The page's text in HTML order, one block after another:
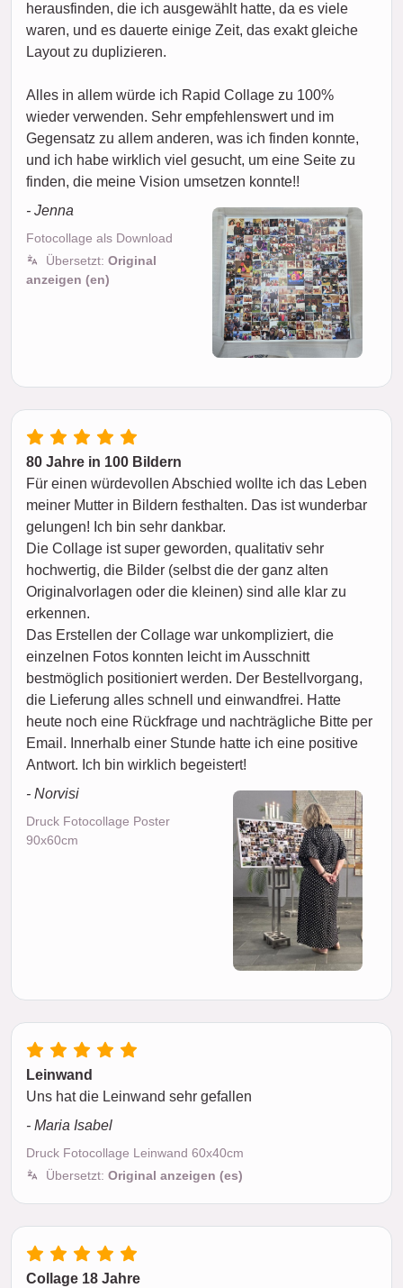
herausfinden, die ich ausgewählt hatte, da es viele
waren, und es dauerte einige Zeit, das exakt gleiche
Layout zu duplizieren.
Alles in allem würde ich Rapid Collage zu 100%
wieder verwenden. Sehr empfehlenswert und im
Gegensatz zu allem anderen, was ich finden konnte,
und ich habe wirklich viel gesucht, um eine Seite zu
finden, die meine Vision umsetzen konnte!!
- Jenna
Fotocollage als Download
Übersetzt: Original
anzeigen (en)
80 Jahre in 100 Bildern
Für einen würdevollen Abschied wollte ich das Leben
meiner Mutter in Bildern festhalten. Das ist wunderbar
gelungen! Ich bin sehr dankbar.
Die Collage ist super geworden, qualitativ sehr
hochwertig, die Bilder (selbst die der ganz alten
Originalvorlagen oder die kleinen) sind alle klar zu
erkennen.
Das Erstellen der Collage war unkompliziert, die
einzelnen Fotos konnten leicht im Ausschnitt
bestmöglich positioniert werden. Der Bestellvorgang,
die Lieferung alles schnell und einwandfrei. Hatte
heute noch eine Rückfrage und nachträgliche Bitte per
Email. Innerhalb einer Stunde hatte ich eine positive
Antwort. Ich bin wirklich begeistert!
- Norvisi
Druck Fotocollage Poster
90x60cm
Leinwand
Uns hat die Leinwand sehr gefallen
- Maria Isabel
Druck Fotocollage Leinwand 60x40cm
Übersetzt: Original anzeigen (es)
Collage 18 Jahre